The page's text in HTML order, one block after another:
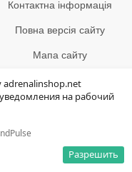
adrenalinshop.net
на рабочий
Разрешить
Контактна інформація
Повна версія сайту
Мапа сайту
–магазин
для активного відпочинку
з Хорошоп